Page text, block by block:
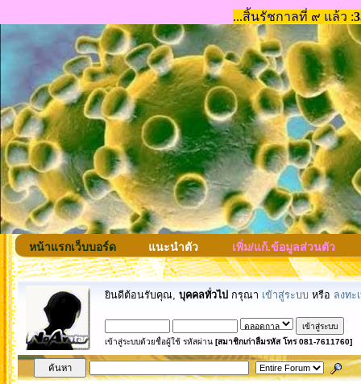
หน้าแรกเว็บบอร์ด แนะนำตัว เพิ่ม/แก้.ข้อมูลส่วนตัว
ยินดีต้อนรับคุณ, บุคคลทั่วไป กรุณา เข้าสู่ระบบ หรือ ลงทะ
เข้าสู่ระบบด้วยชื่อผู้ใช้ รหัสผ่าน [สมาชิกเก่าลืมรหัส โทร 081-7611760]